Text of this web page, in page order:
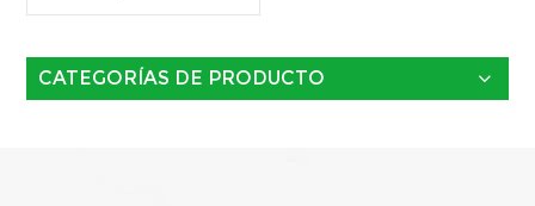
CATEGORÍAS DE PRODUCTO